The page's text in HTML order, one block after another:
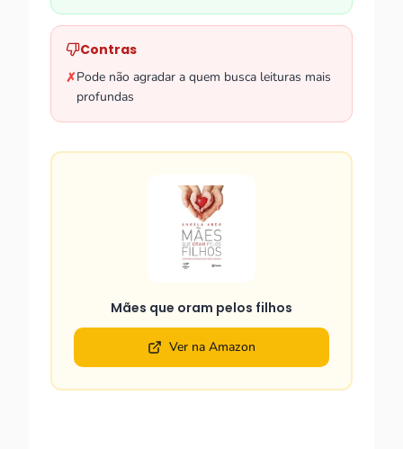
Contras
✗Pode não agradar a quem busca leituras mais
profundas
Mães que oram pelos filhos
Ver na Amazon